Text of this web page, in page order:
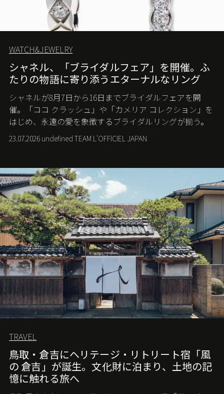
WATCH&JEWELRY
シャネル、「ブライダルフェア」を開催。ふ
たりの物語に寄り添うエターナルなリング
シャネルが8月7日から16日までブライダルフェアを開
催。「ココ クラッシュ」や「カメリア コレクション」を
はじめ、永遠の愛を象徴するブライダルリングが揃う。
23.07.2026 undefined TEAM L'OFFICIEL JAPAN
TRAVEL
鳥取・倉吉にヘリテージ・リトリート宿「風
の 倉吉」が誕生。文化財に泊まり、土地の記
憶に触れる旅へ